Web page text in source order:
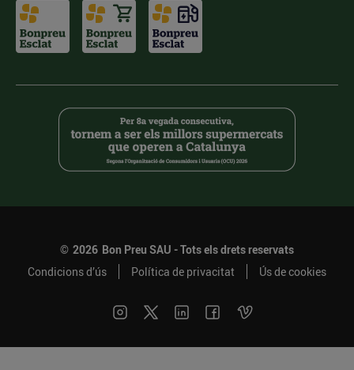
© 2026 Bon Preu SAU - Tots els drets reservats
Condicions d’ús
Política de privacitat Ús de cookies